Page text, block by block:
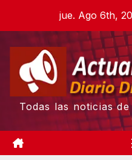
content
jue. Ago 6th,
Todas las noticias